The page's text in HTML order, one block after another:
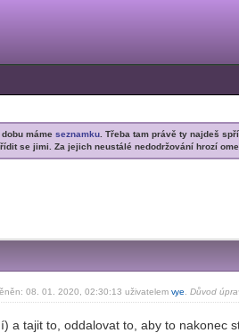
dobu mámeseznamku . Třeba tam právě ty najdeš
se jimi. Za jejich neustálé nedodržování hrozí
08. 01. 2020, 02:30:13 uživatelemvye .Důvod
a tajit to, oddalovat to, aby to nakonec